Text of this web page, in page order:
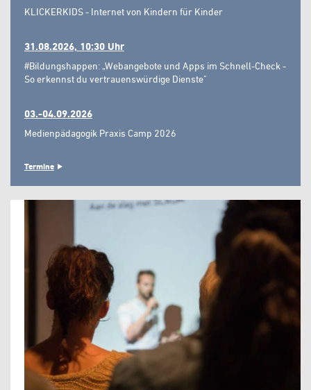
KLICKERKIDS - Internet von Kindern für Kinder
31.08.2026, 10:30 Uhr
#Bildungshappen: „Webangebote und Apps im Schnell-Check -
So erkennst du vertrauenswürdige Dienste"
03.-04.09.2026
Medienpädagogik Praxis Camp 2026
Termine